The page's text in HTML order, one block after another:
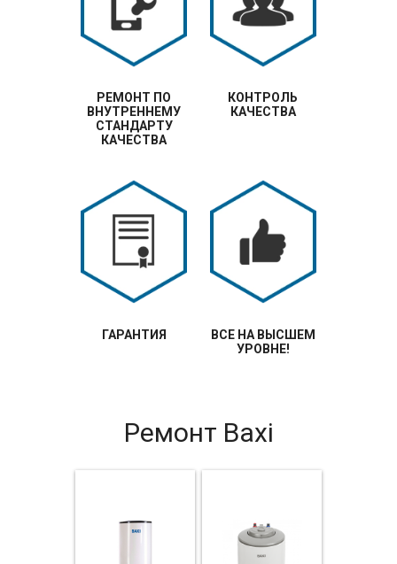
РЕМОНТ ПО
ВНУТРЕННЕМУ
СТАНДАРТУ
КАЧЕСТВА
КОНТРОЛЬ
КАЧЕСТВА
ГАРАНТИЯ
ВСЕ НА ВЫСШЕМ
УРОВНЕ!
Ремонт Baxi